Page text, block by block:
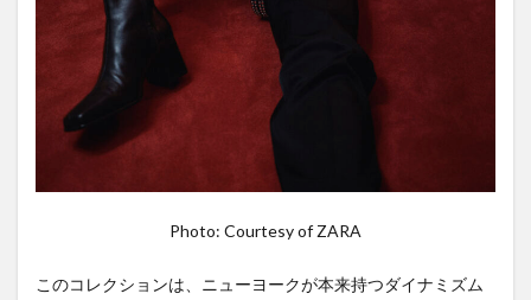
Photo: Courtesy of ZARA
このコレクションは、ニューヨークが本来持つダイナミズム